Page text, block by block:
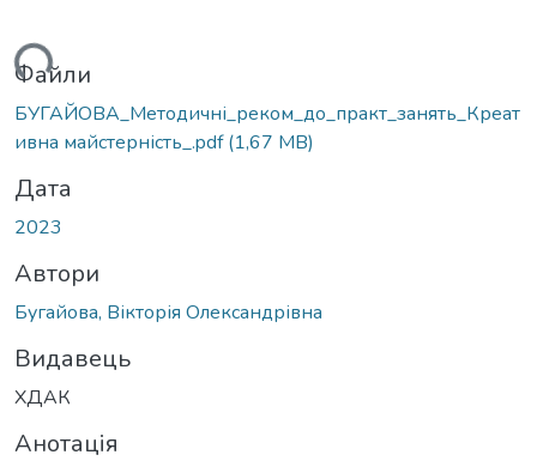
Файли
БУГАЙОВА_Методичні_реком_до_практ_занять_Креат
ивна майстерність_.pdf(1,67 MB)
Дата
2023
Автори
Бугайова, Вікторія Олександрівна
Видавець
ХДАК
Анотація